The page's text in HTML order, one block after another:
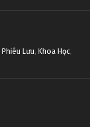
Phiêu Lưu, Khoa Học,